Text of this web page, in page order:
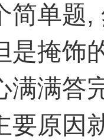
简单题,
是掩饰
满满答
要原因